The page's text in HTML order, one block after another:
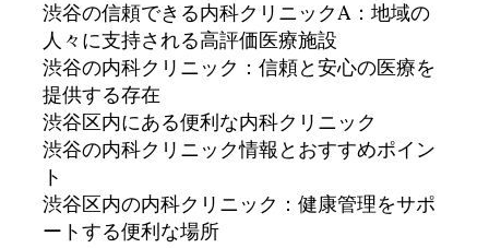
渋谷の信頼できる内科クリニックA：地域の
人々に支持される高評価医療施設
渋谷の内科クリニック：信頼と安心の医療を
提供する存在
渋谷区内にある便利な内科クリニック
渋谷の内科クリニック情報とおすすめポイン
ト
渋谷区内の内科クリニック：健康管理をサポ
ートする便利な場所